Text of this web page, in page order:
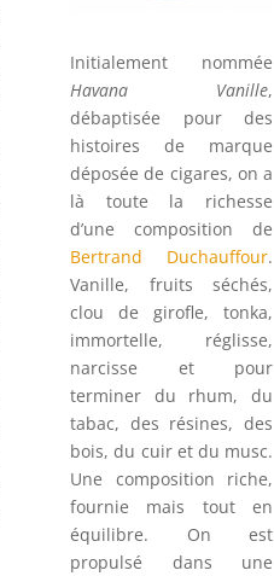
Initialement nommée
Havana Vanille,
débaptisée pour des
histoires de marque
déposée de cigares, on a
là toute la richesse
d’une composition de
Bertrand Duchauffour.
Vanille, fruits séchés,
clou de girofle, tonka,
immortelle, réglisse,
narcisse et pour
terminer du rhum, du
tabac, des résines, des
bois, du cuir et du musc.
Une composition riche,
fournie mais tout en
équilibre. On est
propulsé dans une